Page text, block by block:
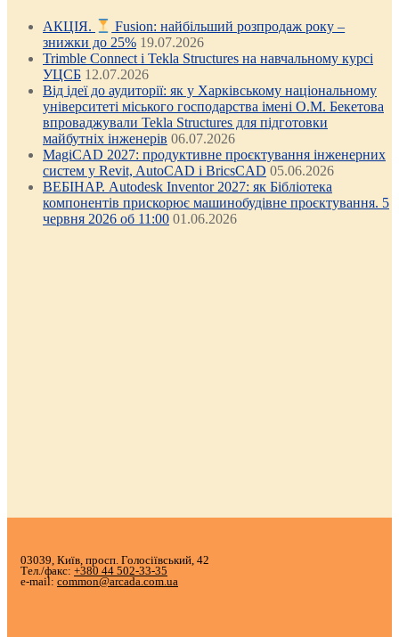
АКЦІЯ.
Fusion: найбільший розпродаж року –
знижки до 25% 19.07.2026
Trimble Connect і Tekla Structures на навчальному курсі
УЦСБ 12.07.2026
Від ідеї до аудиторії: як у Харківському національному
університеті міського господарства імені О.М. Бекетова
впроваджували Tekla Structures для підготовки
майбутніх інженерів 06.07.2026
MagiCAD 2027: продуктивне проєктування інженерних
систем у Revit, AutoCAD і BricsCAD 05.06.2026
ВЕБІНАР. Autodesk Inventor 2027: як Бібліотека
компонентів прискорює машинобудівне проєктування. 5
червня 2026 об 11:00 01.06.2026
03039, Київ, просп. Голосіївський, 42
Тел./факс: +380 44 502-33-35
e-mail: common@arcada.com.ua